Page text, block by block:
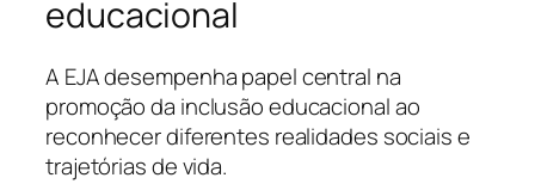
educacional
A EJA desempenha papel central na
promoção da inclusão educacional ao
reconhecer diferentes realidades sociais e
trajetórias de vida.